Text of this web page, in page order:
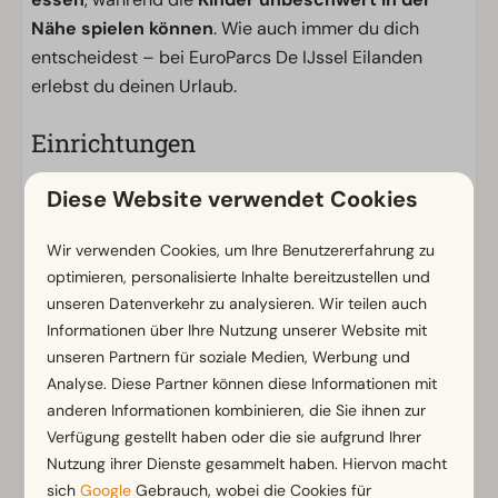
Nähe spielen können. Wie auch immer du dich
entscheidest – bei EuroParcs De IJssel Eilanden
erlebst du deinen Urlaub.
Einrichtungen
Allgemein
WLAN (gratis)
Parkmöglichkeit in der Nähe der Ferienunterkunft
Badezimmer
Badezimmer unten: 1
Begehbare Dusche
Regendusche
Toiletten im Badezimmer: 1
Zeig mehr ↓
Diese Website verwendet Cookies
Wir verwenden Cookies, um Ihre Benutzererfahrung zu
optimieren, personalisierte Inhalte bereitzustellen und
unseren Datenverkehr zu analysieren. Wir teilen auch
Informationen über Ihre Nutzung unserer Website mit
unseren Partnern für soziale Medien, Werbung und
Analyse. Diese Partner können diese Informationen mit
anderen Informationen kombinieren, die Sie ihnen zur
Verfügung gestellt haben oder die sie aufgrund Ihrer
Nutzung ihrer Dienste gesammelt haben. Hiervon macht
sichGoogle Gebrauch, wobei die Cookies für